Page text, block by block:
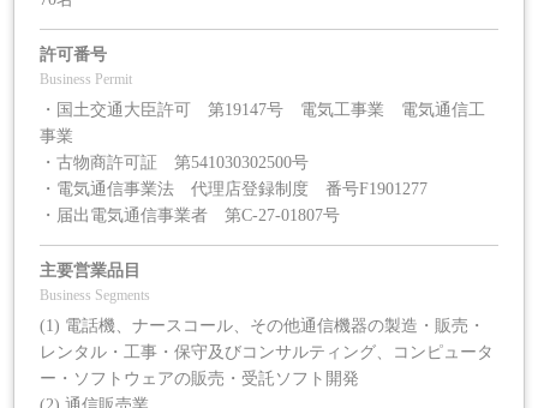
許可番号
Business Permit
・国土交通大臣許可 第19147号 電気工事業 電気通信工
事業
・古物商許可証 第541030302500号
・電気通信事業法 代理店登録制度 番号F1901277
・届出電気通信事業者 第C-27-01807号
主要営業品目
Business Segments
(1) 電話機、ナースコール、その他通信機器の製造・販売・
レンタル・工事・保守及びコンサルティング、コンピュータ
ー・ソフトウェアの販売・受託ソフト開発